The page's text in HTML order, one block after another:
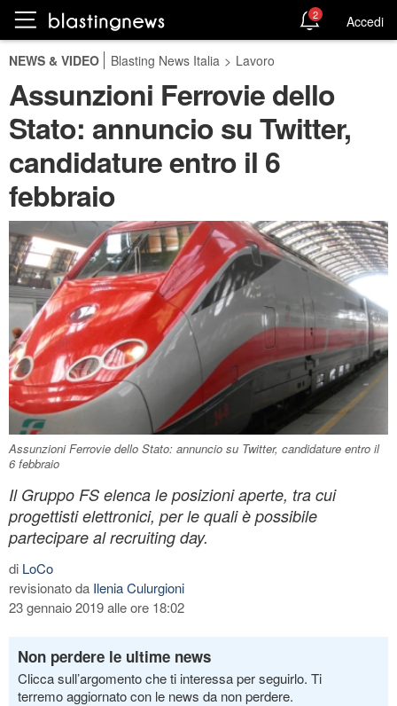
2 Accedi
NEWS & VIDEO Blasting News Italia > Lavoro
Assunzioni Ferrovie dello
Stato: annuncio su Twitter,
candidature entro il 6
febbraio
Assunzioni Ferrovie dello Stato: annuncio su Twitter, candidature entro il
6 febbraio
Il Gruppo FS elenca le posizioni aperte, tra cui
progettisti elettronici, per le quali è possibile
partecipare al recruiting day.
di LoCo
revisionato da Ilenia Culurgioni
23 gennaio 2019 alle ore 18:02
Non perdere le ultime news
Clicca sull’argomento che ti interessa per seguirlo. Ti
terremo aggiornato con le news da non perdere.